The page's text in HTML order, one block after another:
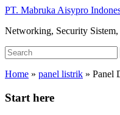
Skip
main
PT. Mabruka Aisypro
Networking, Security
Search
for:
Home » panel listrik » Panel
Start here